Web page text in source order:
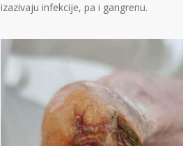
izazivaju infekcije, pa i gangrenu.